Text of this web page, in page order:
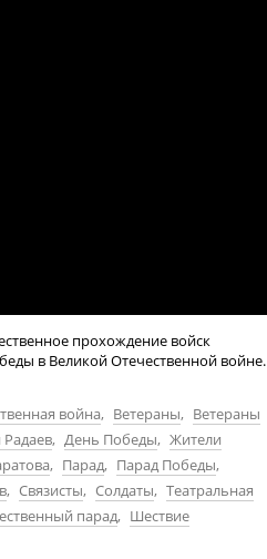
прохождение войск
в Великой Отечественной войне.
война, Ветераны, Ветераны
, День Победы, Жители
, Парад, Парад Победы,
, Связисты, Солдаты, Театральная
парад, Шествие